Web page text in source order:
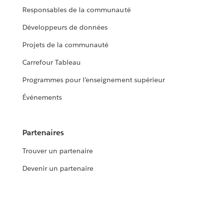
Responsables de la communauté
Développeurs de données
Projets de la communauté
Carrefour Tableau
Programmes pour l’enseignement supérieur
Événements
Partenaires
Trouver un partenaire
Devenir un partenaire